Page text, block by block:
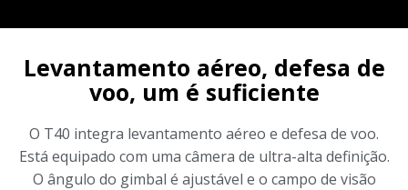
Levantamento aéreo, defesa de
voo, um é suficiente
O T40 integra levantamento aéreo e defesa de voo.
Está equipado com uma câmera de ultra-alta definição.
O ângulo do gimbal é ajustável e o campo de visão